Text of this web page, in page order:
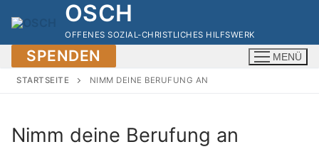
Inhalt
springen
OSCH
OFFENES SOZIAL-CHRISTLICHES HILFSWERK
SPENDEN MENÜ
STARTSEITE NIMM DEINE BERUFUNG AN
Nimm deine Berufung an